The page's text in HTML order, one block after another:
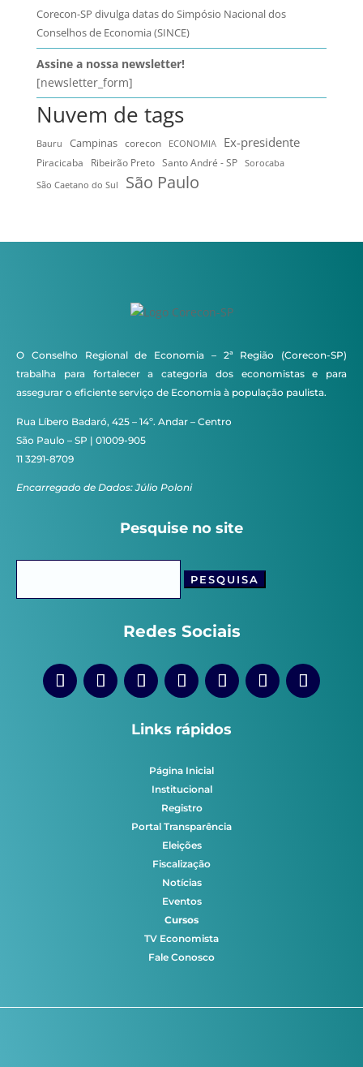
Corecon-SP divulga datas do Simpósio Nacional dos
Conselhos de Economia (SINCE)
Assine a nossa newsletter!
[newsletter_form]
Nuvem de tags
Bauru Campinas corecon ECONOMIA Ex-presidente
Piracicaba Ribeirão Preto Santo André - SP
Sorocaba
São Caetano do Sul
São Paulo
O Conselho Regional de Economia – 2ª Região (Corecon-SP)
trabalha para fortalecer a categoria dos economistas e para
assegurar o eficiente serviço de Economia à população paulista.
Rua Líbero Badaró, 425 – 14º. Andar – Centro
São Paulo – SP | 01009-905
11 3291-8709
Encarregado de Dados: Júlio Poloni
Pesquise no site
Redes Sociais
Links rápidos
Página Inicial
Institucional
Registro
Portal Transparência
Eleições
Fiscalização
Notícias
Eventos
Cursos
TV Economista
Fale Conosco